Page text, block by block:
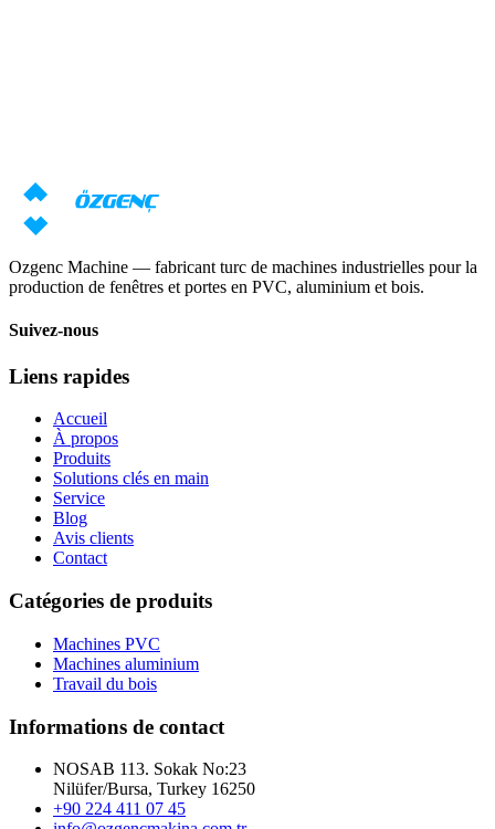
Demander un prix Télécharger le catalogue
Ozgenc Machine — fabricant turc de machines industrielles pour la
production de fenêtres et portes en PVC, aluminium et bois.
Suivez-nous
Liens rapides
Accueil
À propos
Produits
Solutions clés en main
Service
Blog
Avis clients
Contact
Catégories de produits
Machines PVC
Machines aluminium
Travail du bois
Informations de contact
NOSAB 113. Sokak No:23
Nilüfer/Bursa, Turkey 16250
+90 224 411 07 45